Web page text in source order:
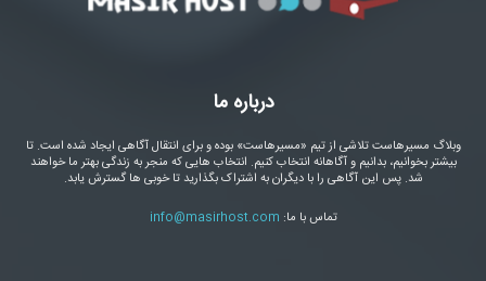
درباره ما
وبلاگ مسیرهاست تلاشی از تیم «مسیرهاست» بوده و برای انتقال آگاهی ایجاد شده است. تا
بیشتر بخوانیم، بدانیم و آگاهانه انتخاب کنیم. انتخاب هایی که منجر به زندگی بهتر ما خواهند
شد. پس این آگاهی را با دیگران به اشتراک بگذارید تا خوبی ها گسترش یابد.
تماس با ما: info@masirhost.com